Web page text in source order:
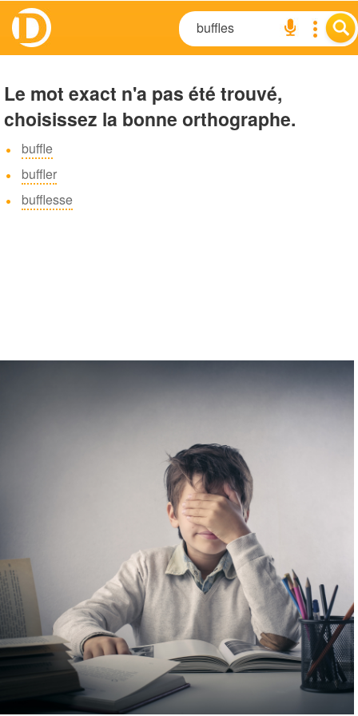
Le mot exact n'a pas été trouvé,
choisissez la bonne orthographe.
buffle
buffler
bufflesse